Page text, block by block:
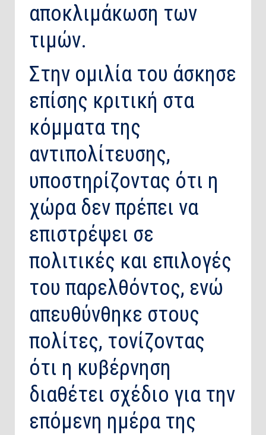
αποκλιμάκωση των
τιμών.
Στην ομιλία του άσκησε
επίσης κριτική στα
κόμματα της
αντιπολίτευσης,
υποστηρίζοντας ότι η
χώρα δεν πρέπει να
επιστρέψει σε
πολιτικές και επιλογές
του παρελθόντος, ενώ
απευθύνθηκε στους
πολίτες, τονίζοντας
ότι η κυβέρνηση
διαθέτει σχέδιο για την
επόμενη ημέρα της